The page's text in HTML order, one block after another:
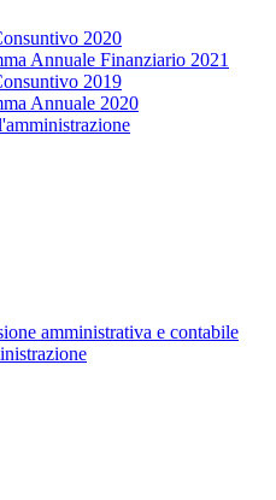
2020
Annuale Finanziario 2021
2019
Annuale 2020
amministrativa e contabile